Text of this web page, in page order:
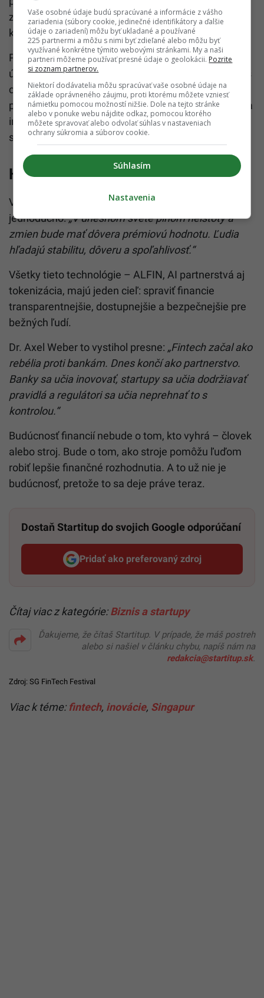
zabezpečenie. Banky a firmy už teraz musia vyvíjať
kvantovo-odolné systémy.
Prečo by ti na tom malo záležať? Pretože tvoje
úspory, hypotéka, dôchodkové účty – všetko je dnes
chránené šifrovaním, ktoré kvantové počítače môžu
prelomiť. Dobrá správa je, že odborníci o tom vedia a
intenzívne pracujú na tom, aby sa to nestalo. Zlá
správa je, že čas sa kráti.
Hlavné posolstvo festivalu
Vicepremiér Singapuru Gan Kim Yong to zhrnul
jednoducho:„V dnešnom svete plnom neistoty a
zmien bude mať dôvera prémiovú hodnotu. Ľudia
hľadajú stabilitu, dôveru a spoľahlivosť.“
Všetky tieto technológie – ALFIN, AI partnerstvá aj
tokenizácia, majú jeden cieľ: spraviť financie
transparentnejšie, dostupnejšie a bezpečnejšie pre
bežných ľudí.
Dr. Axel Weber to vystihol presne: „Fintech začal ako
rebélia proti bankám. Dnes končí ako partnerstvo.
Banky sa učia inovovať, startupy sa učia dodržiavať
pravidlá a regulátori sa učia neprehnať to s
kontrolou.“
Budúcnosť financií nebude o tom, kto vyhrá – človek
alebo stroj. Bude o tom, ako stroje pomôžu ľuďom
robiť lepšie finančné rozhodnutia. A to už nie je
budúcnosť, pretože to sa deje práve teraz.
Dostaň Startitup do svojich Google odporúčaní
Pridať ako preferovaný zdroj
Startitup, odkaz sa otvorí v
Čítaj viac z kategórie:Biznis a startupy
Ďakujeme, že čítaš Startitup. V prípade, že máš postreh
alebo si našiel v článku chybu, napíš nám na
redakcia@startitup.sk.
Zdroj: SG FinTech Festival
Viac k téme: fintech, inovácie, Singapur
Vaše osobné údaje budú spracúvané a informácie z vášho
zariadenia (súbory cookie, jedinečné identifikátory a ďalšie
údaje o zariadení) môžu byť ukladané a používané
225 partnermi a môžu s nimi byť zdieľané alebo môžu byť
využívané konkrétne týmito webovými stránkami. My a naši
partneri môžeme používať presné údaje o geolokácii. Pozrite
si zoznam partnerov.
Niektorí dodávatelia môžu spracúvať vaše osobné údaje na
základe oprávneného záujmu, proti ktorému môžete vzniesť
námietku pomocou možností nižšie. Dole na tejto stránke
alebo v ponuke webu nájdite odkaz, pomocou ktorého
môžete spravovať alebo odvolať súhlas v nastaveniach
ochrany súkromia a súborov cookie.
Súhlasím
Nastavenia